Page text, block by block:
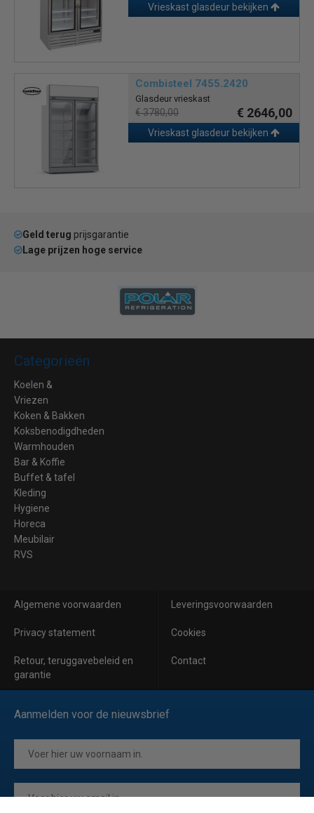
Vrieskast glasdeur bekijken
Combisteel 7455.2420
Glasdeur vrieskast
€ 3780,00 € 2646,00
Vrieskast glasdeur bekijken
Geld terug prijsgarantie
Lage prijzen hoge service
Categorieën
Koelen &
Vriezen
Koken & Bakken
Koksbenodigdheden
Warmhouden
Bar & Koffie
Buffet & tafel
Kleding
Hygiene
Horeca
Meubilair
RVS
Algemene voorwaarden Leveringsvoorwaarden
Privacy statement Cookies
Retour, teruggavebeleid en
garantie
Contact
Aanmelden voor de nieuwsbrief